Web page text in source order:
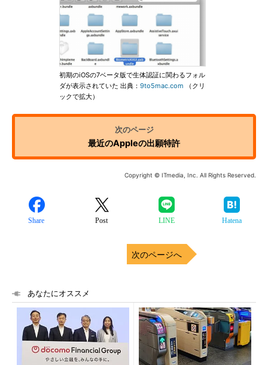
初期のiOSの7ベータ版で生体認証に関わるフォル
ダが表示されていた 出典： 9to5mac.com （クリ
ックで拡大）
最近のAppleの出願特許
Copyright © ITmedia, Inc. All Rights Reserved.
Share Post LINE Hatena
次のページへ
あなたにオススメ